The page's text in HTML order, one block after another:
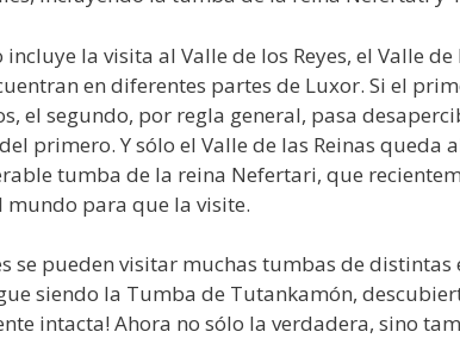
la visita al Valle de los Reyes, el Valle de
en diferentes partes de Luxor. Si el
el segundo, por regla general, pasa
primero. Y sólo el Valle de las Reinas queda
tumba de la reina Nefertari, que
para que la visite.
se pueden visitar muchas tumbas de distintas
siendo la Tumba de Tutankamón,
intacta! Ahora no sólo la verdadera, sino